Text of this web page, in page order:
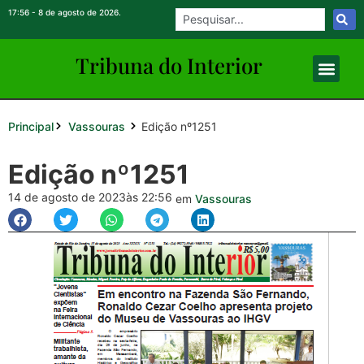
17:56 - 8 de agosto de 2026.
Tribuna do Interior
Principal Vassouras Edição nº1251
Edição nº1251
14 de agosto de 2023às 22:56 em Vassouras